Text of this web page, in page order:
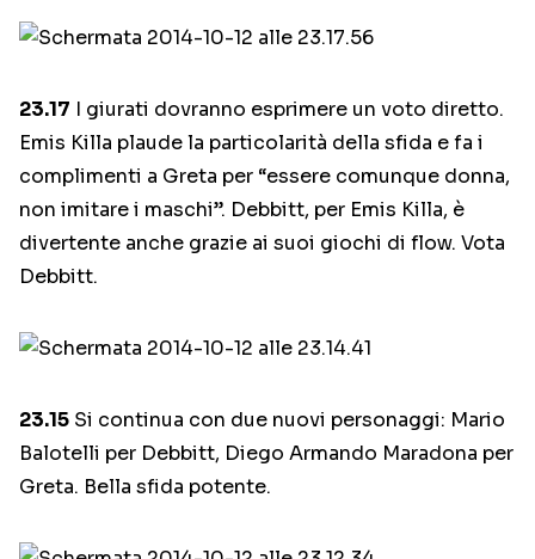
23.17 I giurati dovranno esprimere un voto diretto.
Emis Killa plaude la particolarità della sfida e fa i
complimenti a Greta per “essere comunque donna,
non imitare i maschi”. Debbitt, per Emis Killa, è
divertente anche grazie ai suoi giochi di flow. Vota
Debbitt.
23.15 Si continua con due nuovi personaggi: Mario
Balotelli per Debbitt, Diego Armando Maradona per
Greta. Bella sfida potente.